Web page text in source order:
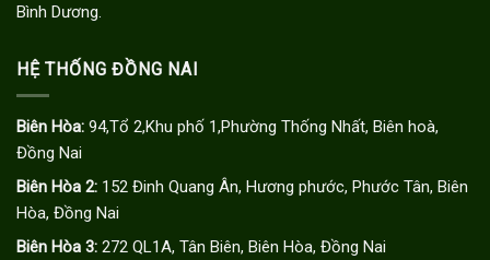
Bình Dương.
HỆ THỐNG ĐỒNG NAI
Biên Hòa: 94,Tổ 2,Khu phố 1,Phường Thống Nhất, Biên hoà,
Đồng Nai
Biên Hòa 2: 152 Đinh Quang Ân, Hương phước, Phước Tân, Biên
Hòa, Đồng Nai
Biên Hòa 3: 272 QL1A, Tân Biên, Biên Hòa, Đồng Nai